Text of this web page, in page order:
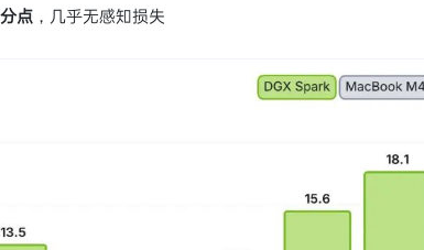
点 ，几乎无感知损失